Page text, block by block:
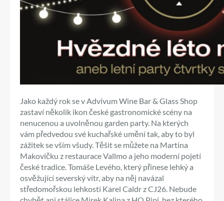
Jako každý rok se v Advivum Wine Bar & Glass Shop
zastaví několik ikon české gastronomické scény na
nenucenou a uvolněnou garden party. Na kterých
vám předvedou své kuchařské umění tak, aby to byl
zážitek se vším všudy. Těšit se můžete na Martina
Makovičku z restaurace Vallmo a jeho moderní pojetí
české tradice. Tomáše Levého, který přinese lehký a
osvěžující severský vítr, aby na něj navázal
středomořskou lehkostí Karel Caldr z CJ26. Nebude